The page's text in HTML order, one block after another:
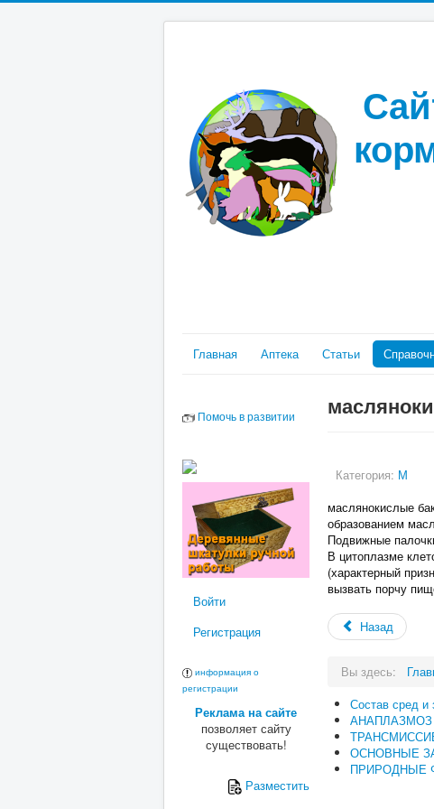
Главная Аптека Статьи
Помочь в развитии
Войти
Регистрация
информация о
регистрации
Реклама на сайте
позволяет сайту
существовать!
Разместить
Категория: М
маслянокислые
образованием
Подвижные
В цитоплазме
(характерный
вызвать порчу
Назад
Вы здесь:
Состав сред и
АНАПЛАЗМОЗ
ОСНОВНЫЕ
ПРИРОДНЫЕ